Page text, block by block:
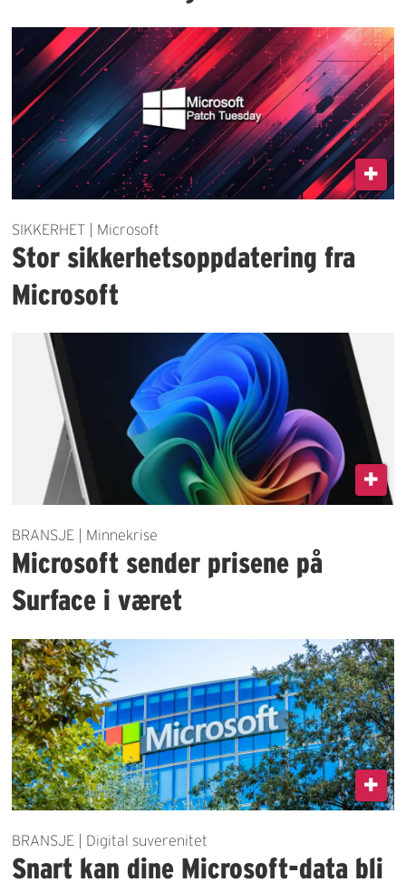
SIKKERHET | Microsoft
Stor sikkerhetsoppdatering fra
Microsoft
BRANSJE | Minnekrise
Microsoft sender prisene på
Surface i været
BRANSJE | Digital suverenitet
Snart kan dine Microsoft-data bli